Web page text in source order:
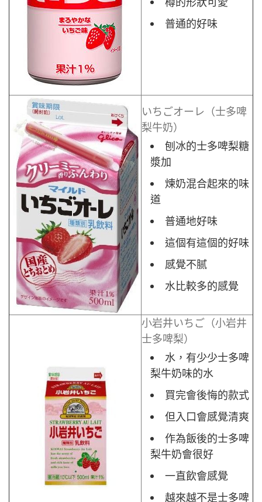
普通的好味
いちごオーレ（士多啤
梨牛奶）
刨冰的士多啤梨糖
漿加
煉奶混合起來的味
道
普通地好味
這個有這個的好味
感覺不腻
水比較多的感覺
小岩井いちご（小岩井
士多啤梨）
水，有少少士多啤
梨牛奶味的水
買完會後悔的款式
但入口會感覺清爽
作為飯後的士多啤
梨牛奶會很好
一直飲會感覺
越來越不是士多啤